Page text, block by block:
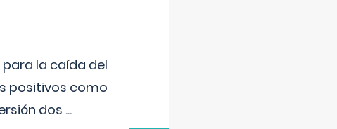
la caída del
positivos como
dos ...